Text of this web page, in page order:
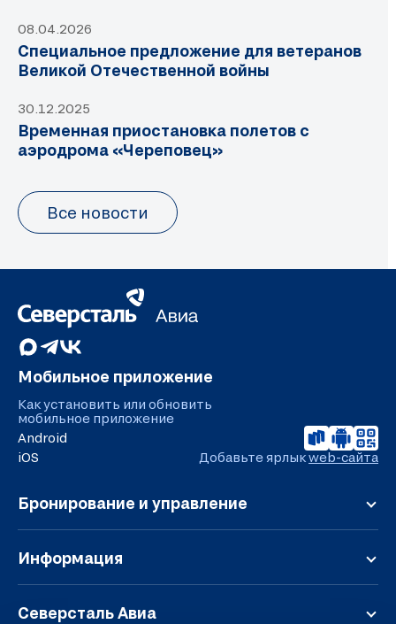
08.04.2026
Специальное предложение для ветеранов
Великой Отечественной войны
30.12.2025
Временная приостановка полетов с
аэродрома «Череповец»
Все новости
Мобильное приложение
Как установить или обновить
мобильное приложение
Android
iOS
Добавьте ярлыкweb-сайта
Бронирование и управление
Регистрация
Онлайн-табло
Дополнительные услуги
Информация
Обратная связь
Правила перевозки
Северсталь Авиа